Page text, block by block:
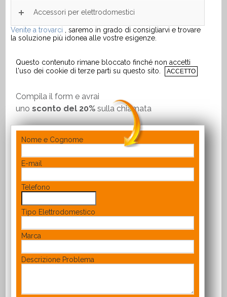
Accessori per elettrodomestici
Venite a trovarci , saremo in grado di consigliarvi e trovare
la soluzione più idonea alle vostre esigenze.
Questo contenuto rimane bloccato finché non accetti
l'uso dei cookie di terze parti su questo sito.
ACCETTO
Compila il form e avrai
unosconto del 20% sulla chiamata
Nome e Cognome
E-mail
Telefono
Tipo Elettrodomestico
Marca
Descrizione Problema